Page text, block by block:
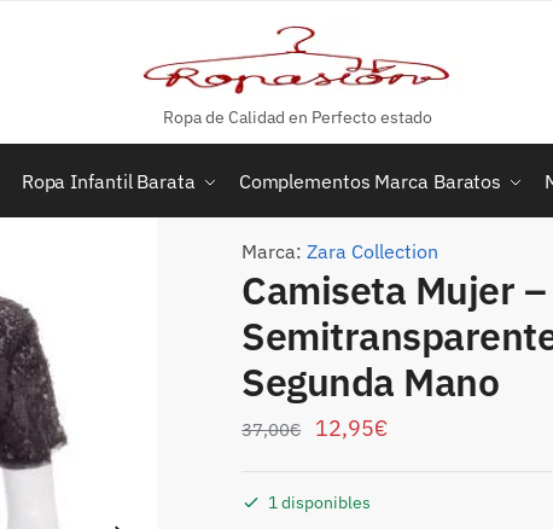
Ropa de Calidad en Perfecto estado
Ropa Infantil Barata Complementos Marca Baratos
Marca: Zara Collection
Camiseta Mujer
Segunda Mano
37,00€ 12,95€
1 disponibles